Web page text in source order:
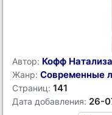
Автор: Кофф Натализа
Жанр: Современные
Страниц: 141
Дата добавления: 26-